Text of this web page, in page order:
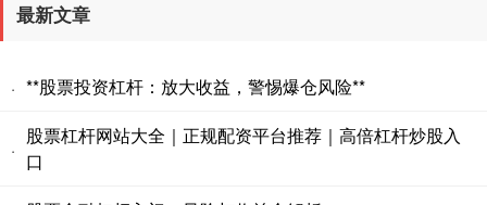
最新文章
· **股票投资杠杆：放大收益，警惕爆仓风险**
·
股票杠杆网站大全｜正规配资平台推荐｜高倍杠杆炒股入
口